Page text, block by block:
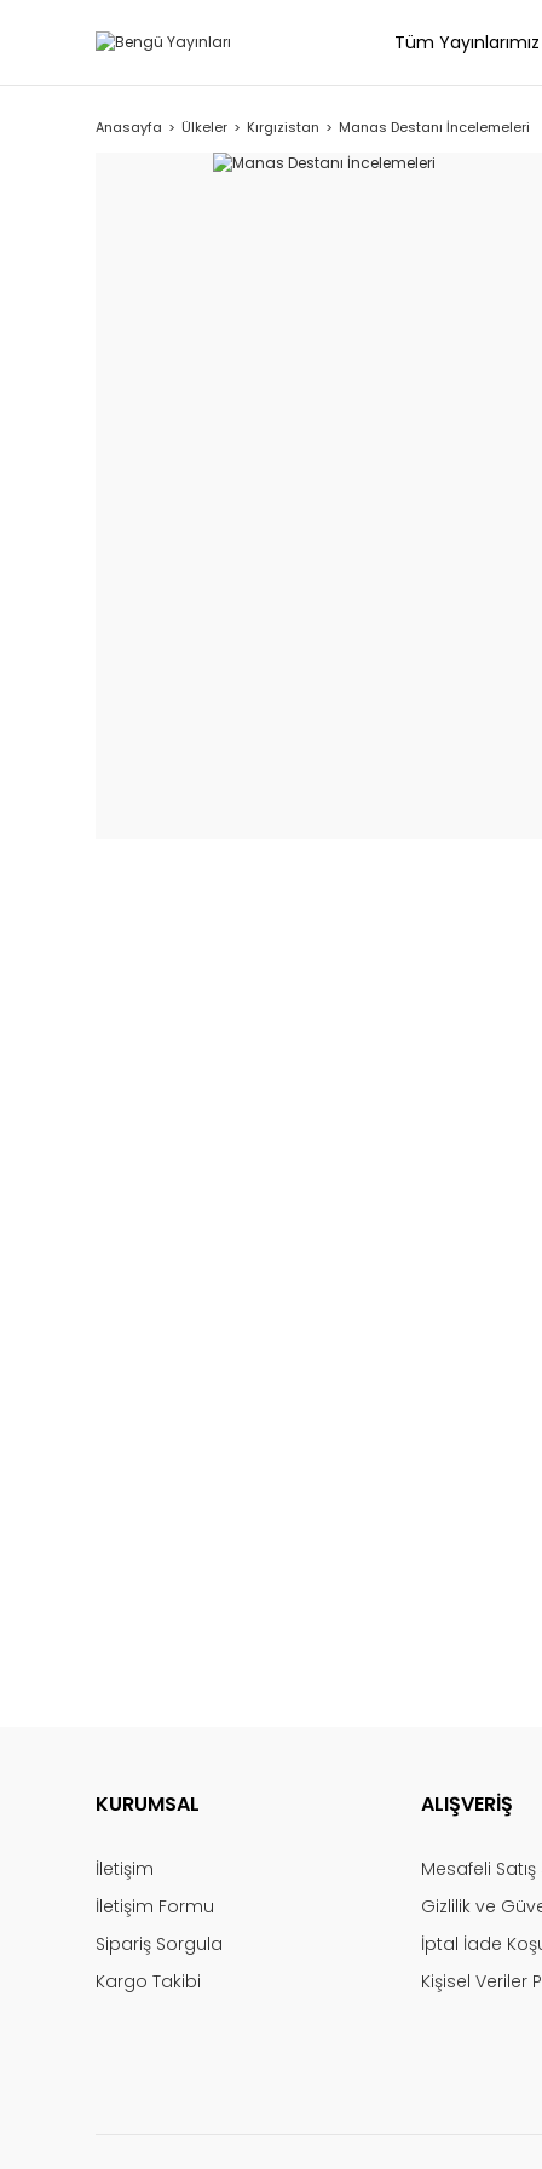
Tüm Yayınlarımız
Anasayfa Ülkeler Kırgızistan Manas Destanı İncelemeleri
KURUMSAL
İletişim
İletişim Formu
Sipariş Sorgula
Kargo Takibi
ALIŞVERİŞ
Mesafeli
Gizlilik ve
İptal İade
Kişisel Veriler